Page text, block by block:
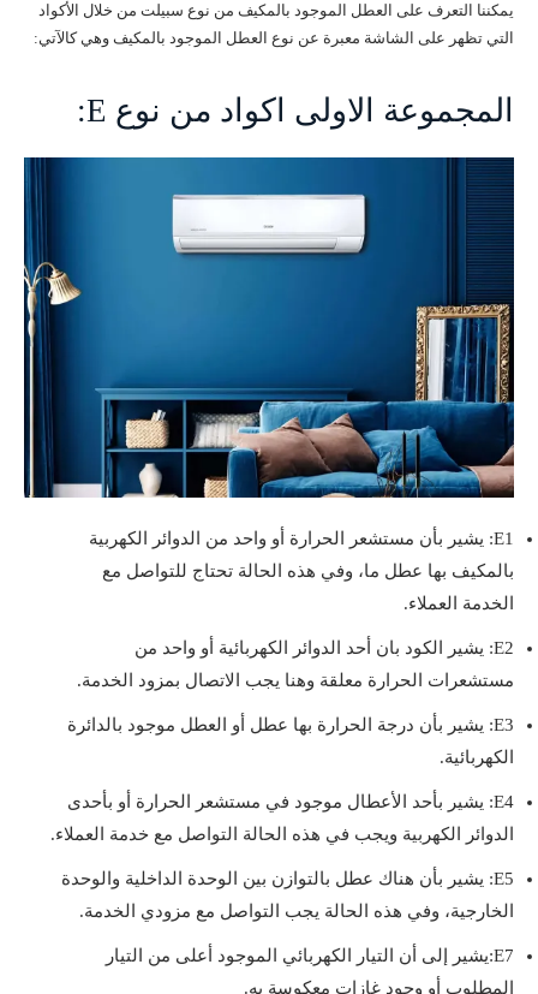
يمكننا التعرف على العطل الموجود بالمكيف من نوع سبيلت من خلال الأكواد
التي تظهر على الشاشة معبرة عن نوع العطل الموجود بالمكيف وهي كالآتي:
المجموعة الاولى اكواد من نوع E:
E1: يشير بأن مستشعر الحرارة أو واحد من الدوائر الكهربية
بالمكيف بها عطل ما، وفي هذه الحالة تحتاج للتواصل مع
الخدمة العملاء.
E2: يشير الكود بان أحد الدوائر الكهربائية أو واحد من
مستشعرات الحرارة معلقة وهنا يجب الاتصال بمزود الخدمة.
E3: يشير بأن درجة الحرارة بها عطل أو العطل موجود بالدائرة
الكهربائية.
E4: يشير بأحد الأعطال موجود في مستشعر الحرارة أو بأحدى
الدوائر الكهربية ويجب في هذه الحالة التواصل مع خدمة العملاء.
E5: يشير بأن هناك عطل بالتوازن بين الوحدة الداخلية والوحدة
الخارجية، وفي هذه الحالة يجب التواصل مع مزودي الخدمة.
E7:يشير إلى أن التيار الكهربائي الموجود أعلى من التيار
المطلوب أو وجود غازات معكوسة به.